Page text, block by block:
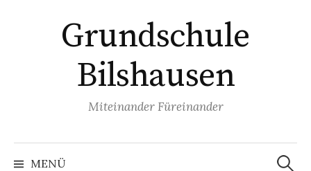
Grundschule
Bilshausen
Miteinander Füreinander
MENÜ
Suchen
nach: